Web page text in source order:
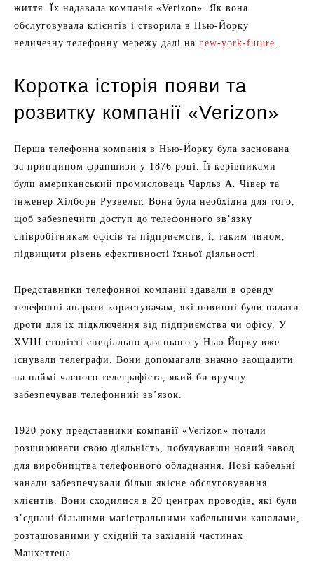
життя. Їх надавала компанія «Verizon». Як вона
обслуговувала клієнтів і створила в Нью-Йорку
величезну телефонну мережу далі на new-york-future.
Коротка історія появи та
розвитку компанії «Verizon»
Перша телефонна компанія в Нью-Йорку була заснована
за принципом франшизи у 1876 році. Її керівниками
були американський промисловець Чарльз А. Чівер та
інженер Хілборн Рузвельт. Вона була необхідна для того,
щоб забезпечити доступ до телефонного зв’язку
співробітникам офісів та підприємств, і, таким чином,
підвищити рівень ефективності їхньої діяльності.
Представники телефонної компанії здавали в оренду
телефонні апарати користувачам, які повинні були надати
дроти для їх підключення від підприємства чи офісу. У
XVIII столітті спеціально для цього у Нью-Йорку вже
існували телеграфи. Вони допомагали значно заощадити
на наймі часного телеграфіста, який би вручну
забезпечував телефонний зв’язок.
1920 року представники компанії «Verizon» почали
розширювати свою діяльність, побудувавши новий завод
для виробництва телефонного обладнання. Нові кабельні
канали забезпечували більш якісне обслуговування
клієнтів. Вони сходилися в 20 центрах проводів, які були
з’єднані більшими магістральними кабельними каналами,
розташованими у східній та західній частинах
Манхеттена.